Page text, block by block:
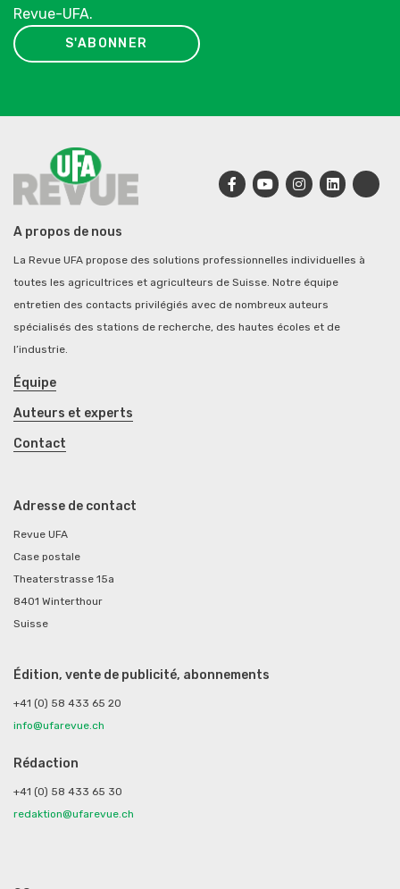
Revue-UFA.
S'ABONNER
A propos de nous
La Revue UFA propose des solutions professionnelles individuelles à
toutes les agricultrices et agriculteurs de Suisse. Notre équipe
entretien des contacts privilégiés avec de nombreux auteurs
spécialisés des stations de recherche, des hautes écoles et de
l’industrie.
Équipe
Auteurs et experts
Contact
Adresse de contact
Revue UFA
Case postale
Theaterstrasse 15a
8401 Winterthour
Suisse
Édition, vente de publicité, abonnements
+41 (0) 58 433 65 20
info@ufarevue.ch
Rédaction
+41 (0) 58 433 65 30
redaktion@ufarevue.ch